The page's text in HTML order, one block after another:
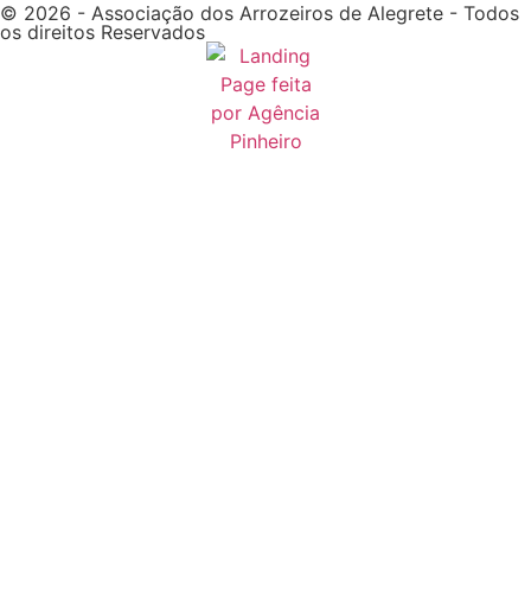
© 2026 - Associação dos Arrozeiros de Alegrete - Todos
os direitos Reservados